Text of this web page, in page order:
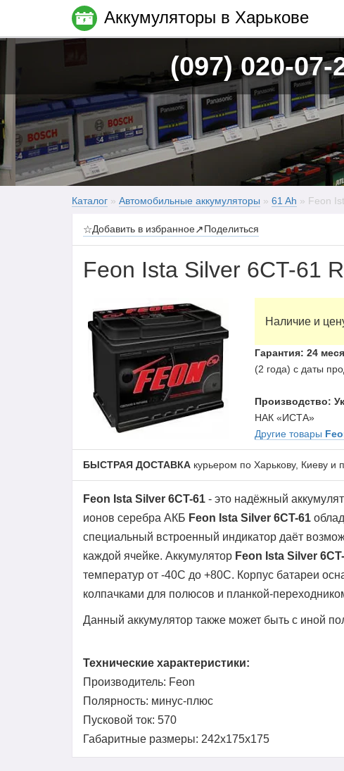
(097) 020-07-
Каталог » Автомобильные аккумуляторы » 61 Ah » Feon
☆Добавить в избранное↗Поделиться
Feon Ista Silver 6CT-61 R
Наличие и
Гарантия: 24
(2 года) с даты
Производство:
НАК «ИСТА»
Другие товары
БЫСТРАЯ ДОСТАВКА курьером по Харькову, Киеву и
Feon Ista Silver 6CT-61 - это надёжный
ионов серебра АКБ Feon Ista Silver 6CT-61
специальный встроенный индикатор даёт
каждой ячейке. Аккумулятор Feon Ista Silver
температур от -40С до +80С. Корпус батареи
колпачками для полюсов и планкой-
Данный аккумулятор также может быть с иной
Технические характеристики:
Производитель: Feon
Полярность: минус-плюс
Пусковой ток: 570
Габаритные размеры: 242x175x175
Аккумуляторы в Харькове